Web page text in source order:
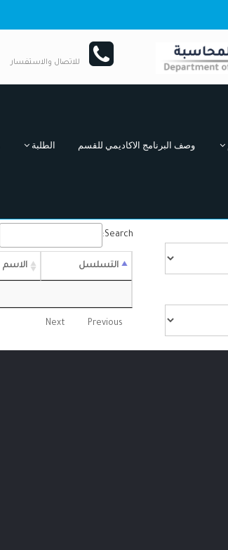
للاتصال والاستفسار
وصف البرنامج الاكاديمي للقسم الطلبة
Search:
التسلسل الاسم
Previous
Next